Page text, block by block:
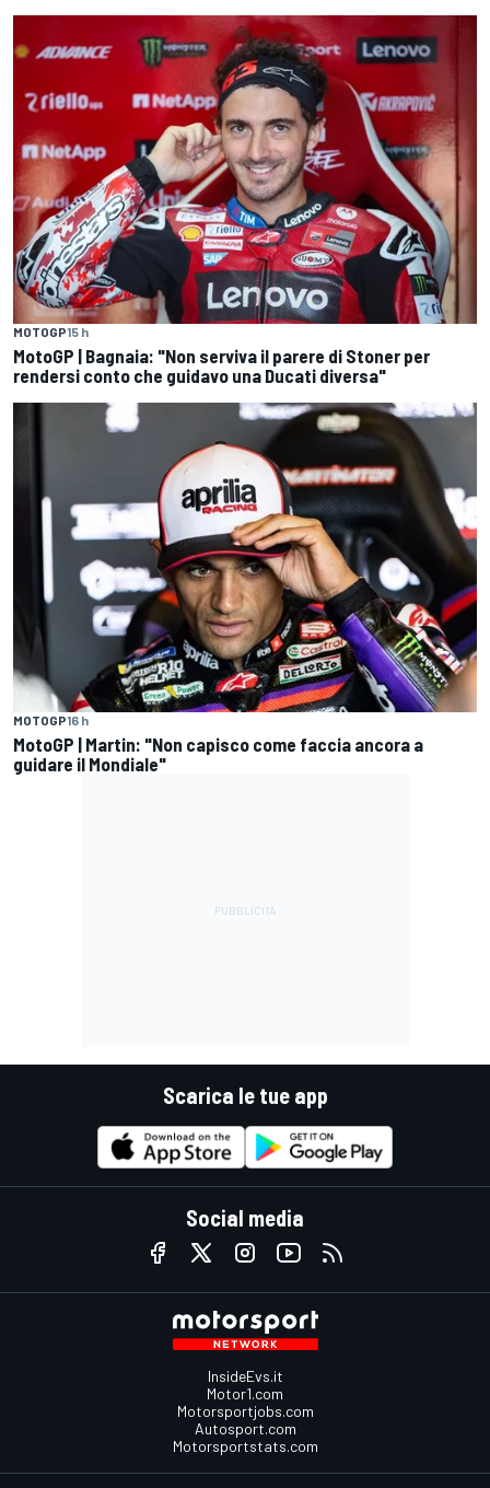
MOTOGP15 h
MotoGP | Bagnaia: "Non serviva il parere di Stoner per
rendersi conto che guidavo una Ducati diversa"
MOTOGP16 h
MotoGP | Martin: "Non capisco come faccia ancora a
guidare il Mondiale"
Scarica le tue app
Social media
InsideEvs.it
Motor1.com
Motorsportjobs.com
Autosport.com
Motorsportstats.com